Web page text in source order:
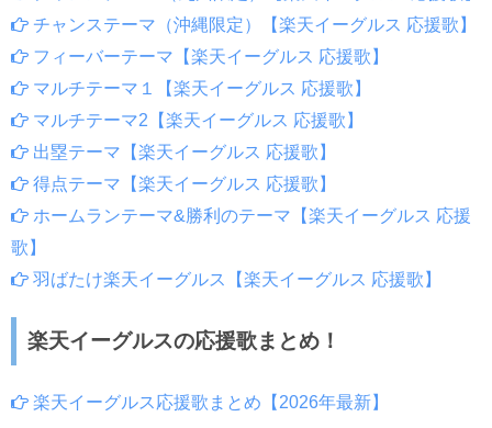
チャンステーマ（沖縄限定）【楽天イーグルス 応援歌】
フィーバーテーマ【楽天イーグルス 応援歌】
マルチテーマ１【楽天イーグルス 応援歌】
マルチテーマ2【楽天イーグルス 応援歌】
出塁テーマ【楽天イーグルス 応援歌】
得点テーマ【楽天イーグルス 応援歌】
ホームランテーマ&勝利のテーマ【楽天イーグルス 応援
歌】
羽ばたけ楽天イーグルス【楽天イーグルス 応援歌】
楽天イーグルスの応援歌まとめ！
楽天イーグルス応援歌まとめ【2026年最新】